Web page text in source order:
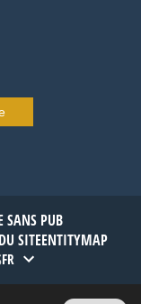
SANS PUB
SITEENTITYMAP
FR